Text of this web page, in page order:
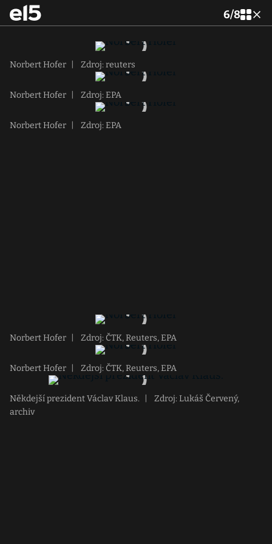
6/8
Norbert Hofer Zdroj: reuters
Norbert Hofer Zdroj: EPA
Norbert Hofer Zdroj: EPA
Norbert Hofer Zdroj: ČTK, Reuters, EPA
Norbert Hofer Zdroj: ČTK, Reuters, EPA
Někdejší prezident Václav Klaus.
Zdroj: Lukáš Červený,
archiv